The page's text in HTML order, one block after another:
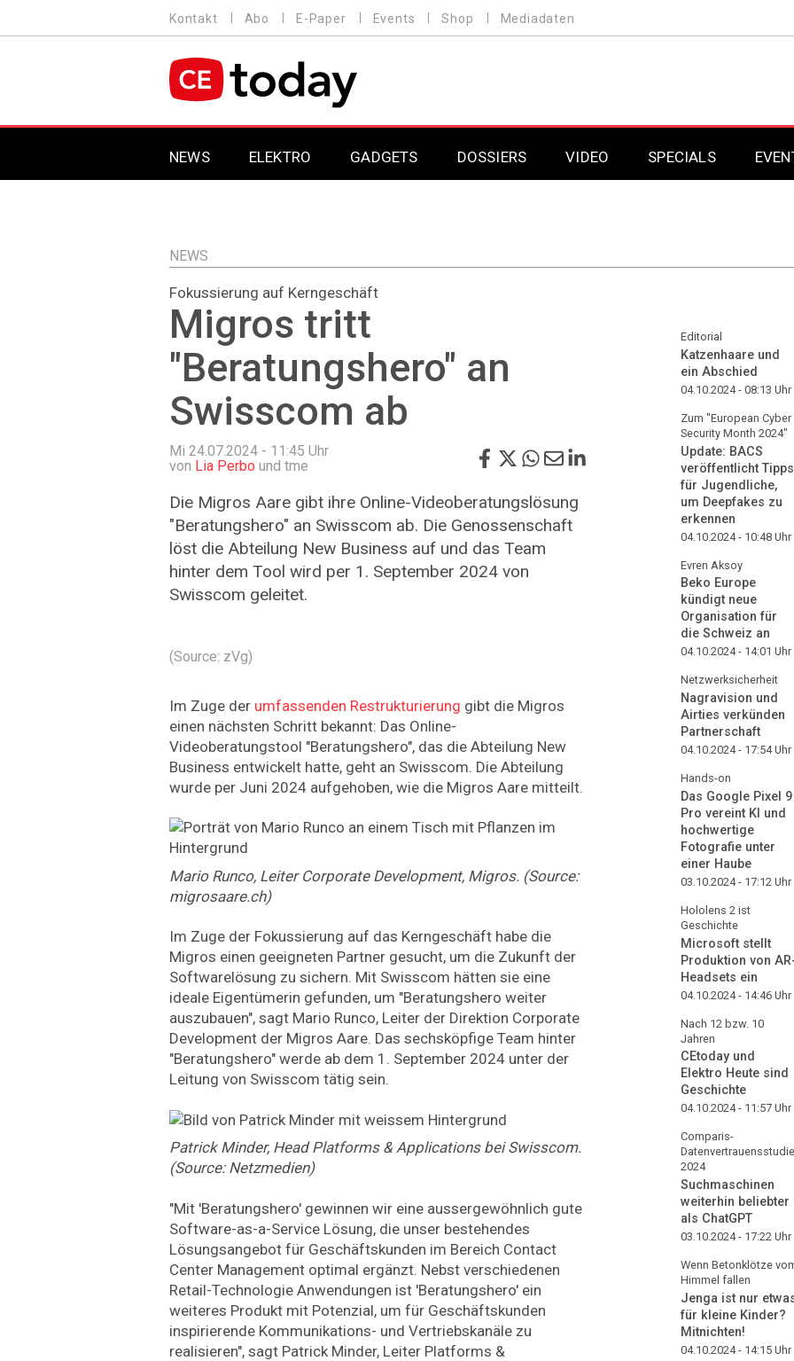
zum
MENU
Kontakt Abo E-Paper Events Shop Mediadaten
MAIN NAVIGATION
NEWS ELEKTRO GADGETS DOSSIERS VIDEO SPECIALS
Professional AV &
Professional AV &
NEWS
Fokussierung auf Kerngeschäft
Migros tritt
"Beratungshero" an
Swisscom ab
Mi 24.07.2024 - 11:45 Uhr
von Lia Perbo und tme
Die Migros Aare gibt ihre Online-Videoberatungslösung
"Beratungshero" an Swisscom ab. Die Genossenschaft
löst die Abteilung New Business auf und das Team
hinter dem Tool wird per 1. September 2024 von
Swisscom geleitet.
(Source: zVg)
Im Zuge der umfassenden Restrukturierung gibt die Migros
einen nächsten Schritt bekannt: Das Online-
Videoberatungstool "Beratungshero", das die Abteilung New
Business entwickelt hatte, geht an Swisscom. Die Abteilung
wurde per Juni 2024 aufgehoben, wie die Migros Aare mitteilt.
Mario Runco, Leiter Corporate Development, Migros. (Source:
migrosaare.ch)
Im Zuge der Fokussierung auf das Kerngeschäft habe die
Migros einen geeigneten Partner gesucht, um die Zukunft der
Softwarelösung zu sichern. Mit Swisscom hätten sie eine
ideale Eigentümerin gefunden, um "Beratungshero weiter
auszubauen", sagt Mario Runco, Leiter der Direktion Corporate
Development der Migros Aare. Das sechsköpfige Team hinter
"Beratungshero" werde ab dem 1. September 2024 unter der
Leitung von Swisscom tätig sein.
Patrick Minder, Head Platforms & Applications bei Swisscom.
(Source: Netzmedien)
"Mit 'Beratungshero' gewinnen wir eine aussergewöhnlich gute
Software-as-a-Service Lösung, die unser bestehendes
Lösungsangebot für Geschäftskunden im Bereich Contact
Center Management optimal ergänzt. Nebst verschiedenen
Retail-Technologie Anwendungen ist 'Beratungshero' ein
weiteres Produkt mit Potenzial, um für Geschäftskunden
inspirierende Kommunikations- und Vertriebskanäle zu
realisieren", sagt Patrick Minder, Leiter Platforms &
Editorial
Katzenhaare und
ein Abschied
04.10.2024 - 08:13 Uhr
Zum "European Cyber
Security Month 2024"
Update: BACS
veröffentlicht Tipps
für Jugendliche,
um Deepfakes zu
erkennen
04.10.2024 - 10:48 Uhr
Evren Aksoy
Beko Europe
kündigt neue
Organisation für
die Schweiz an
04.10.2024 - 14:01 Uhr
Netzwerksicherheit
Nagravision und
Airties verkünden
Partnerschaft
04.10.2024 - 17:54Uhr
Hands-on
Das Google Pixel 9
Pro vereint KI und
hochwertige
Fotografie unter
einer Haube
03.10.2024 - 17:12 Uhr
Hololens 2 ist
Geschichte
Microsoft stellt
Produktion von
Headsets ein
04.10.2024 - 14:46 Uhr
Nach 12 bzw. 10
Jahren
CEtoday und
Elektro Heute sind
Geschichte
04.10.2024 - 11:57 Uhr
Comparis-
Datenvertrauensstudie
2024
Suchmaschinen
weiterhin beliebter
als ChatGPT
03.10.2024 - 17:22 Uhr
Wenn Betonklötze
Himmel fallen
Jenga ist nur
für kleine Kinder?
Mitnichten!
04.10.2024 - 14:15 Uhr